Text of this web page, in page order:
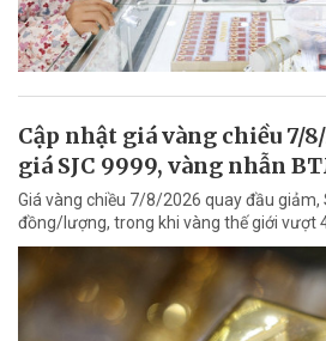
Cập nhật giá vàng chiều 7/
giá SJC 9999, vàng nhẫn
Giá vàng chiều 7/8/2026 quay đầu giảm,
đồng/lượng, trong khi vàng thế giới vượt